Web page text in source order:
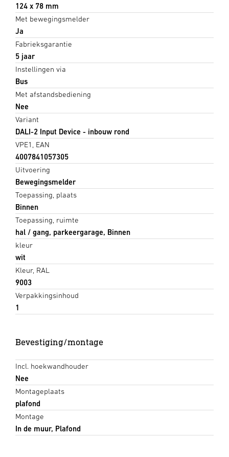
124 x 78 mm
Met bewegingsmelder
Ja
Fabrieksgarantie
5 jaar
Instellingen via
Bus
Met afstandsbediening
Nee
Variant
DALI-2 Input Device - inbouw rond
VPE1, EAN
4007841057305
Uitvoering
Bewegingsmelder
Toepassing, plaats
Binnen
Toepassing, ruimte
hal / gang, parkeergarage, Binnen
kleur
wit
Kleur, RAL
9003
Verpakkingsinhoud
1
Bevestiging/montage
Incl. hoekwandhouder
Nee
Montageplaats
plafond
Montage
In de muur, Plafond